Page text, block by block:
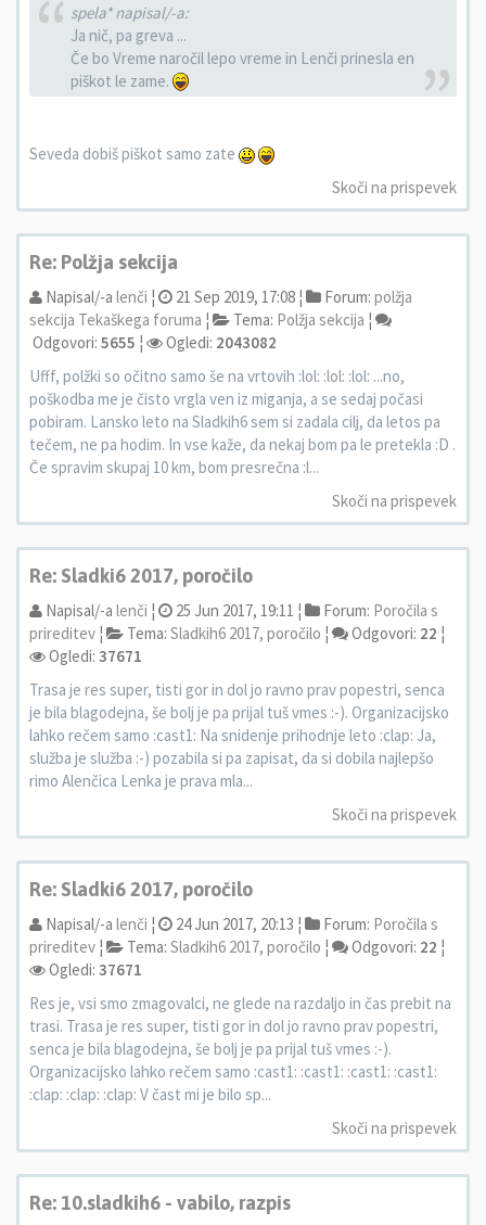
spela* napisal/-a:
Ja nič, pa greva ...
Če bo Vreme naročil lepo vreme in Lenči prinesla en
piškot le zame.
Seveda dobiš piškot samo zate
Skoči na prispevek
Re: Polžja sekcija
Napisal/-a lenči ¦ 21 Sep 2019, 17:08 ¦ Forum: polžja
sekcija Tekaškega foruma ¦ Tema: Polžja sekcija ¦
Odgovori: 5655 ¦ Ogledi: 2043082
Ufff, polžki so očitno samo še na vrtovih :lol: :lol: :lol: ...no,
poškodba me je čisto vrgla ven iz miganja, a se sedaj počasi
pobiram. Lansko leto na Sladkih6 sem si zadala cilj, da letos pa
tečem, ne pa hodim. In vse kaže, da nekaj bom pa le pretekla :D .
Če spravim skupaj 10 km, bom presrečna :l...
Skoči na prispevek
Re: Sladki6 2017, poročilo
Napisal/-a lenči ¦ 25 Jun 2017, 19:11 ¦ Forum: Poročila s
prireditev ¦ Tema: Sladkih6 2017, poročilo ¦ Odgovori: 22 ¦
Ogledi: 37671
Trasa je res super, tisti gor in dol jo ravno prav popestri, senca
je bila blagodejna, še bolj je pa prijal tuš vmes :-). Organizacijsko
lahko rečem samo :cast1: Na snidenje prihodnje leto :clap: Ja,
služba je služba :-) pozabila si pa zapisat, da si dobila najlepšo
rimo Alenčica Lenka je prava mla...
Skoči na prispevek
Re: Sladki6 2017, poročilo
Napisal/-a lenči ¦ 24 Jun 2017, 20:13 ¦ Forum: Poročila s
prireditev ¦ Tema: Sladkih6 2017, poročilo ¦ Odgovori: 22 ¦
Ogledi: 37671
Res je, vsi smo zmagovalci, ne glede na razdaljo in čas prebit na
trasi. Trasa je res super, tisti gor in dol jo ravno prav popestri,
senca je bila blagodejna, še bolj je pa prijal tuš vmes :-).
Organizacijsko lahko rečem samo :cast1: :cast1: :cast1: :cast1:
:clap: :clap: :clap: V čast mi je bilo sp...
Skoči na prispevek
Re: 10.sladkih6 - vabilo, razpis